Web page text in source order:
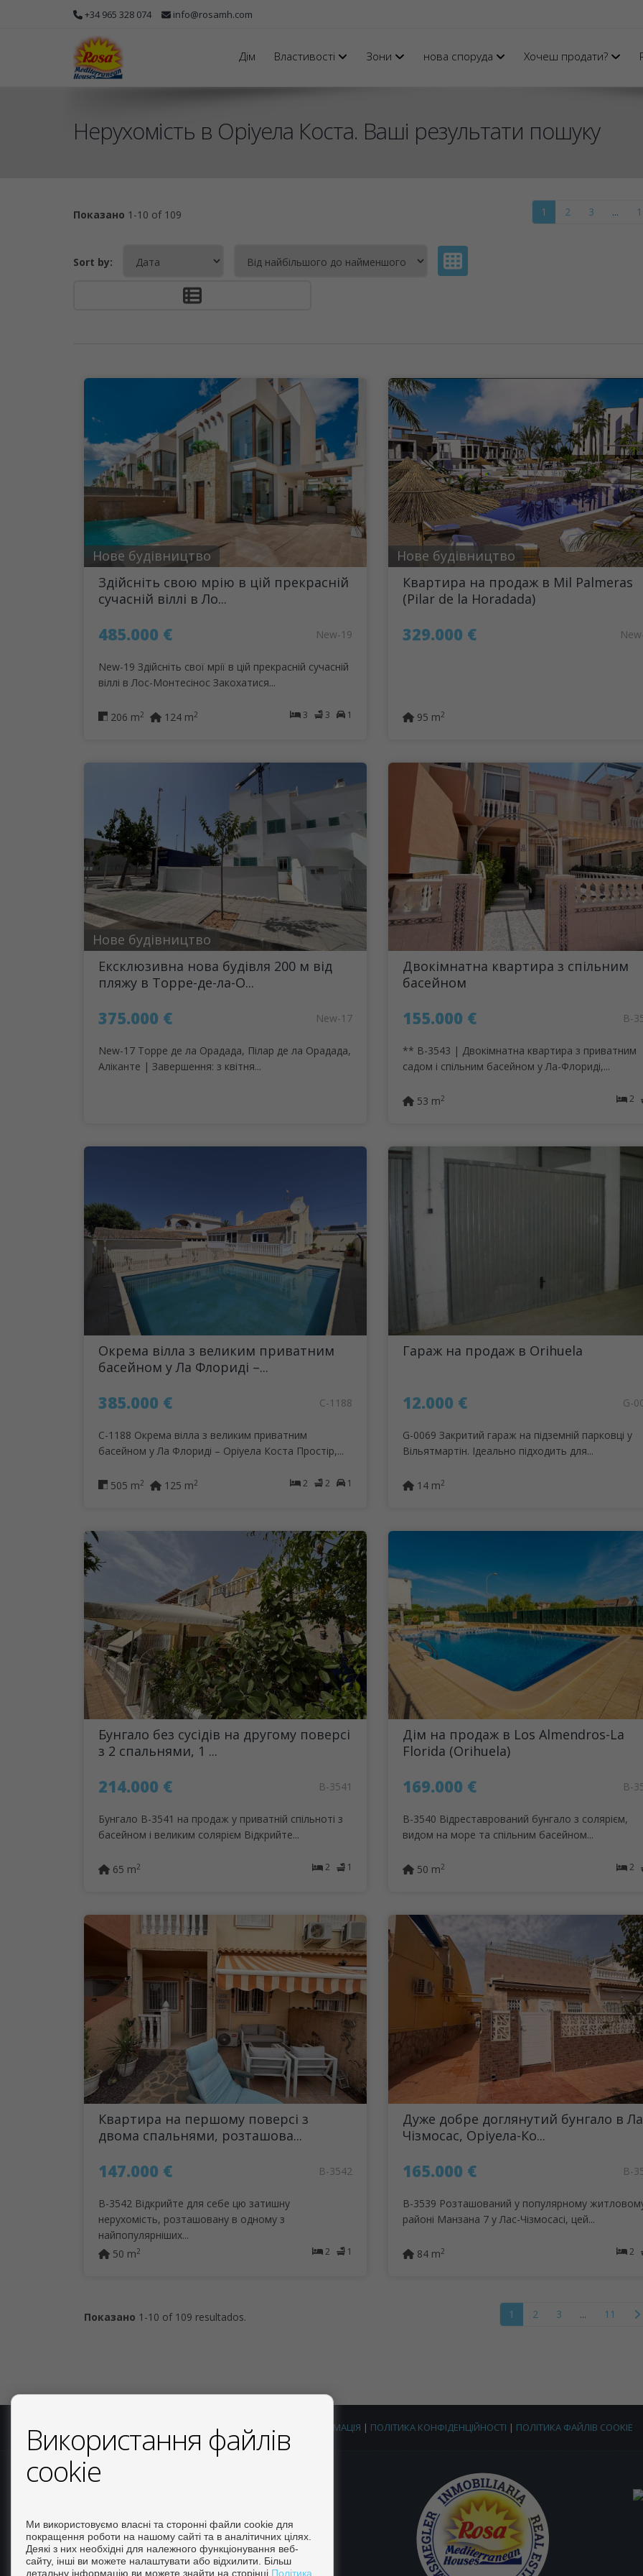
+34 965 328 074 info@rosamh.com
Дім Властивості Зони нова споруда Хочеш продати?
Нерухомість в Оріуела Коста. Ваші результати пошуку
Показано 1-10 of 109 1 2 3 ...
Sort by:
Нове будівництво
Здійсніть свою мрію в цій прекрасній
сучасній віллі в Ло...
485.000 € New-19
New-19 Здійсніть свої мрії в цій прекрасній сучасній
віллі в Лос-Монтесінос Закохатися...
3 3 1
206 m2 124 m2
Нове будівництво
Квартира на продаж в Mil Palmeras
(Pilar de la Horadada)
329.000 €
95 m2
Нове будівництво
Ексклюзивна нова будівля 200 м від
пляжу в Торре-де-ла-О...
375.000 € New-17
New-17 Торре де ла Орадада, Пілар де ла Орадада,
Аліканте | Завершення: з квітня...
Двокімнатна квартира з спільним
басейном
155.000 € B-
** B-3543 | Двокімнатна квартира з приватним
садом і спільним басейном у Ла-Флориді,...
2
53 m2
Окрема вілла з великим приватним
басейном у Ла Флориді –...
385.000 € C-1188
C-1188 Окрема вілла з великим приватним
басейном у Ла Флориді – Оріуела Коста Простір,...
2 2 1
505 m2 125 m2
Гараж на продаж в Orihuela
12.000 € G-
G-0069 Закритий гараж на підземній парковці у
Вільятмартін. Ідеально підходить для...
14 m2
Бунгало без сусідів на другому поверсі
з 2 спальнями, 1 ...
214.000 € B-3541
Бунгало B-3541 на продаж у приватній спільноті з
басейном і великим солярієм Відкрийте...
2 1
65 m2
Дім на продаж в Los Almendros-La
Florida (Orihuela)
169.000 € B-
B-3540 Відреставрований бунгало з солярієм,
видом на море та спільним басейном...
2
50 m2
Квартира на першому поверсі з
двома спальнями, розташова...
147.000 € B-3542
B-3542 Відкрийте для себе цю затишну
нерухомість, розташовану в одному з
найпопулярніших...
2 1
50 m2
Дуже добре доглянутий бунгало в
Чізмосас, Оріуела-Ко...
165.000 € B-
B-3539 Розташований у популярному
районі Манзана 7 у Лас-Чізмосасі, цей...
2
84 m2
Показано 1-10 of 109 resultados. 1 2 3 ... 11
COPYRIGHT © 2026. ВСІ ПРАВА ЗАХИЩЕНІ. ПРАВОВА ІНФОРМАЦІЯ | ПОЛІТИКА КОНФІДЕНЦІЙНОСТІ | ПОЛІТИКА ФАЙЛІВ COOKIE
Calle Escorpio, 4 Local 25 - La Florida. 03189 Orihuela
Використання файлів
cookie
Ми використовуємо власні та сторонні файли cookie для
покращення роботи на нашому сайті та в аналітичних цілях.
Деякі з них необхідні для належного функціонування веб-
сайту, інші ви можете налаштувати або відхилити. Більш
детальну інформацію ви можете знайти на сторінці Політика